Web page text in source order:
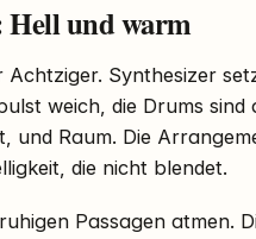
und warm
Synthesizer
weich, die Drums
und Raum. Die
die nicht blendet.
Passagen atmen.